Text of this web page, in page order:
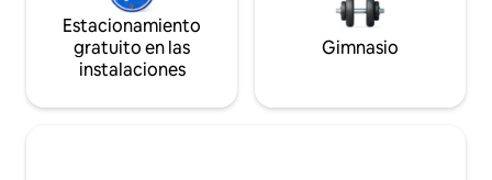
Estacionamiento
gratuito en las
instalaciones
Gimnasio